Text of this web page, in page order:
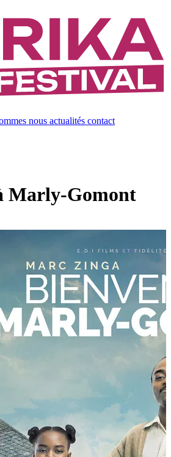
nous actualités contact
Marly-Gomont